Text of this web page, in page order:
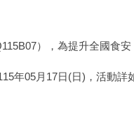
），為提升全國食
年05月17日(日)，活動詳